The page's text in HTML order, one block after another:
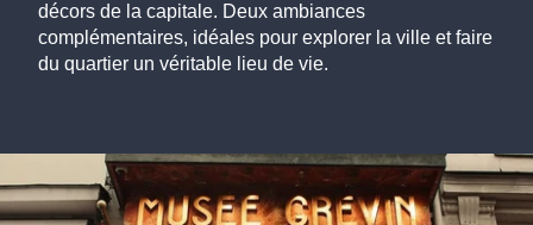
décors de la capitale. Deux ambiances
complémentaires, idéales pour explorer la ville et faire
du quartier un véritable lieu de vie.